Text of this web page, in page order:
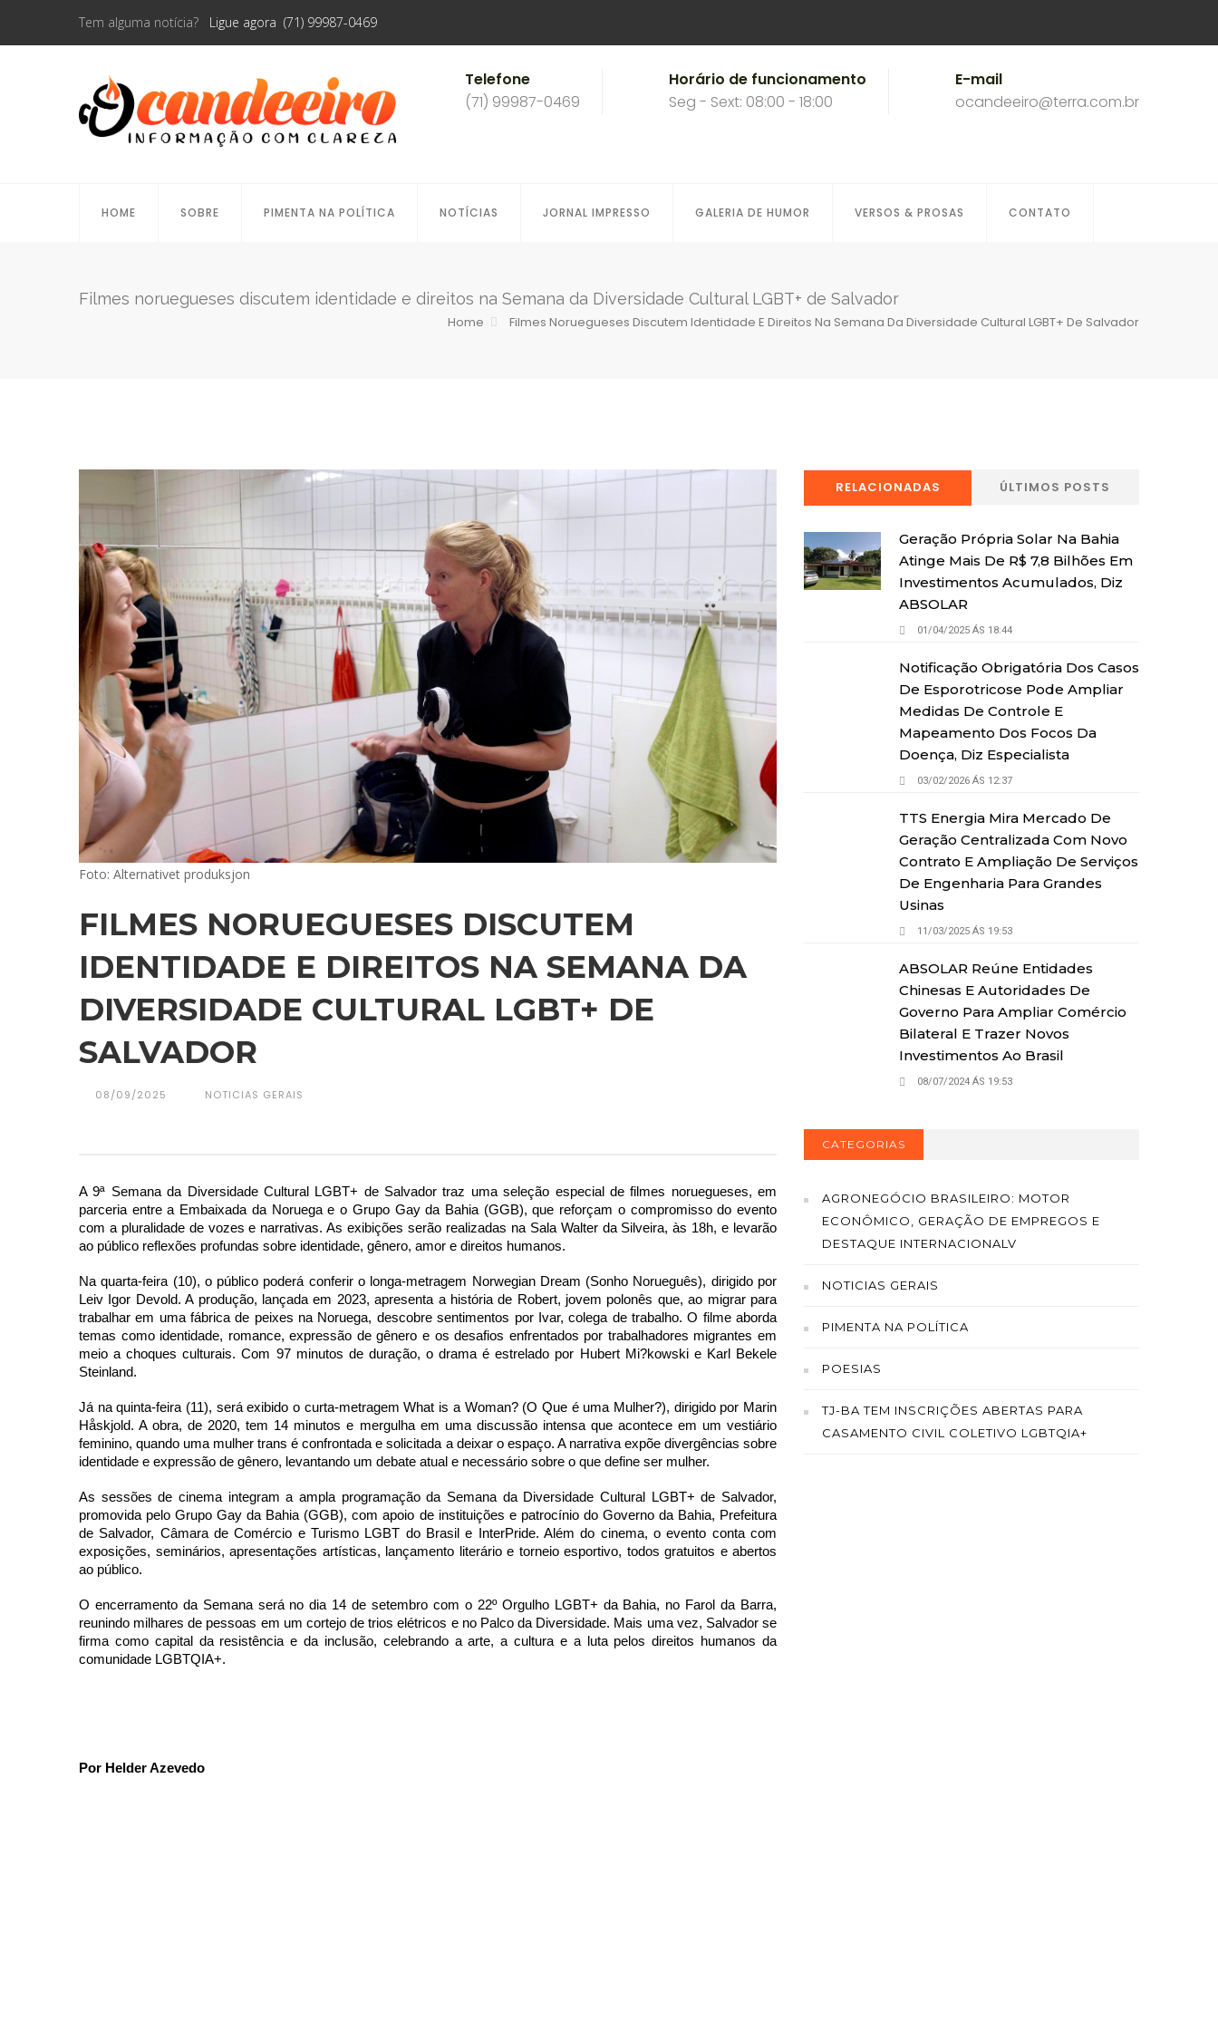
Tem alguma notícia? Ligue agora (71) 99987-0469
Telefone
(71) 99987-0469
Horário de funcionamento
Seg - Sext: 08:00 - 18:00
E-mail
ocandeeiro@terra.com.br
HOME SOBRE PIMENTA NA POLÍTICA NOTÍCIAS JORNAL IMPRESSO GALERIA DE HUMOR VERSOS & PROSAS CONTATO
Filmes noruegueses discutem identidade e direitos na Semana da Diversidade Cultural LGBT+ de Salvador
Home Filmes Noruegueses Discutem Identidade E Direitos Na Semana Da Diversidade Cultural LGBT+ De Salvador
Foto: Alternativet produksjon
FILMES NORUEGUESES DISCUTEM
IDENTIDADE E DIREITOS NA SEMANA DA
DIVERSIDADE CULTURAL LGBT+ DE
SALVADOR
08/09/2025 NOTICIAS GERAIS
A 9ª Semana da Diversidade Cultural LGBT+ de Salvador traz uma seleção especial de filmes noruegueses, em
parceria entre a Embaixada da Noruega e o Grupo Gay da Bahia (GGB), que reforçam o compromisso do evento
com a pluralidade de vozes e narrativas. As exibições serão realizadas na Sala Walter da Silveira, às 18h, e levarão
ao público reflexões profundas sobre identidade, gênero, amor e direitos humanos.
Na quarta-feira (10), o público poderá conferir o longa-metragem Norwegian Dream (Sonho Norueguês), dirigido por
Leiv Igor Devold. A produção, lançada em 2023, apresenta a história de Robert, jovem polonês que, ao migrar para
trabalhar em uma fábrica de peixes na Noruega, descobre sentimentos por Ivar, colega de trabalho. O filme aborda
temas como identidade, romance, expressão de gênero e os desafios enfrentados por trabalhadores migrantes em
meio a choques culturais. Com 97 minutos de duração, o drama é estrelado por Hubert Mi?kowski e Karl Bekele
Steinland.
Já na quinta-feira (11), será exibido o curta-metragem What is a Woman? (O Que é uma Mulher?), dirigido por Marin
Håskjold. A obra, de 2020, tem 14 minutos e mergulha em uma discussão intensa que acontece em um vestiário
feminino, quando uma mulher trans é confrontada e solicitada a deixar o espaço. A narrativa expõe divergências sobre
identidade e expressão de gênero, levantando um debate atual e necessário sobre o que define ser mulher.
As sessões de cinema integram a ampla programação da Semana da Diversidade Cultural LGBT+ de Salvador,
promovida pelo Grupo Gay da Bahia (GGB), com apoio de instituições e patrocínio do Governo da Bahia, Prefeitura
de Salvador, Câmara de Comércio e Turismo LGBT do Brasil e InterPride. Além do cinema, o evento conta com
exposições, seminários, apresentações artísticas, lançamento literário e torneio esportivo, todos gratuitos e abertos
ao público.
O encerramento da Semana será no dia 14 de setembro com o 22º Orgulho LGBT+ da Bahia, no Farol da Barra,
reunindo milhares de pessoas em um cortejo de trios elétricos e no Palco da Diversidade. Mais uma vez, Salvador se
firma como capital da resistência e da inclusão, celebrando a arte, a cultura e a luta pelos direitos humanos da
comunidade LGBTQIA+.
Por Helder Azevedo
RELACIONADAS ÚLTIMOS POSTS
Geração Própria Solar Na Bahia
Atinge Mais De R$ 7,8 Bilhões Em
Investimentos Acumulados, Diz
ABSOLAR
01/04/2025 ÁS 18:44
Notificação Obrigatória Dos Casos
De Esporotricose Pode Ampliar
Medidas De Controle E
Mapeamento Dos Focos Da
Doença, Diz Especialista
03/02/2026 ÁS 12:37
TTS Energia Mira Mercado De
Geração Centralizada Com Novo
Contrato E Ampliação De Serviços
De Engenharia Para Grandes
Usinas
11/03/2025 ÁS 19:53
ABSOLAR Reúne Entidades
Chinesas E Autoridades De
Governo Para Ampliar Comércio
Bilateral E Trazer Novos
Investimentos Ao Brasil
08/07/2024 ÁS 19:53
CATEGORIAS
AGRONEGÓCIO BRASILEIRO: MOTOR
ECONÔMICO, GERAÇÃO DE EMPREGOS E
DESTAQUE INTERNACIONALV
NOTICIAS GERAIS
PIMENTA NA POLÍTICA
POESIAS
TJ-BA TEM INSCRIÇÕES ABERTAS PARA
CASAMENTO CIVIL COLETIVO LGBTQIA+